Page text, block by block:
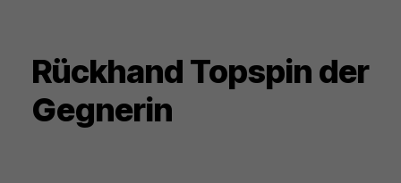
Rückhand Topspin der
Gegnerin